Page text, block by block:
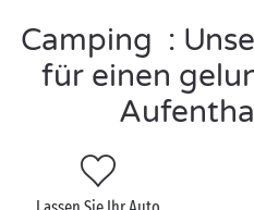
ideal für Kinder. Wer ist bereit für
Familienausflug mit dem
Die Landes zu
entdecken
Camping :
für einen